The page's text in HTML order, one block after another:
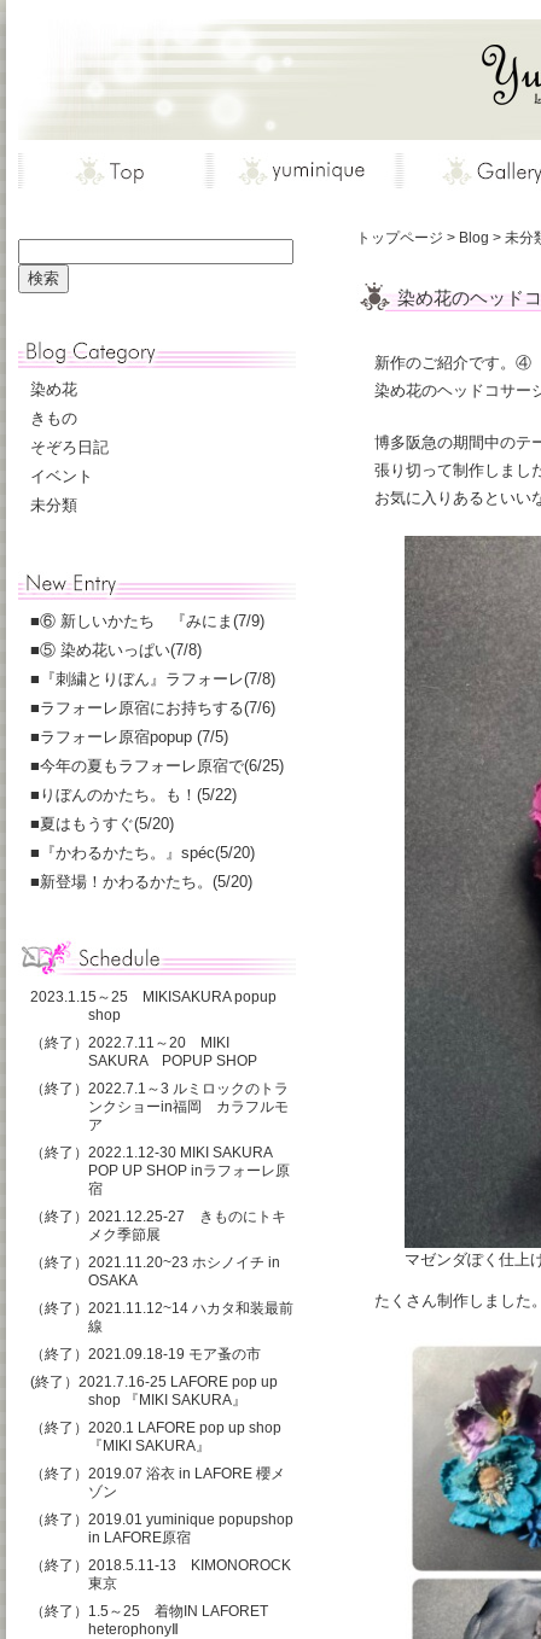
トップページ > Blog > 未分
染め花のヘッド
新作のご紹介です。④
染め花のヘッドコサー
博多阪急の期間中のテ
張り切って制作しまし
お気に入りあるといい
マゼンダぽく仕上
たくさん制作しました
染め花
きもの
そぞろ日記
イベント
未分類
■⑥ 新しいかたち 『みにま(7/9)
■⑤ 染め花いっぱい(7/8)
■ 『刺繍とりぼん』ラフォーレ(7/8)
■ラフォーレ原宿にお持ちする(7/6)
■ラフォーレ原宿popup (7/5)
■今年の夏もラフォーレ原宿で(6/25)
■ りぼんのかたち。も！(5/22)
■夏はもうすぐ(5/20)
■ 『かわるかたち。』spéc(5/20)
■新登場！かわるかたち。(5/20)
2023.1.15～25 MIKISAKURA popup
shop
（終了）2022.7.11～20 MIKI
SAKURA POPUP SHOP
（終了）2022.7.1～3 ルミロックのトラ
ンクショーin福岡 カラフルモ
ア
（終了）2022.1.12-30 MIKI SAKURA
POP UP SHOP inラフォーレ原
宿
（終了）2021.12.25-27 きものにトキ
メク季節展
（終了）2021.11.20~23 ホシノイチ in
OSAKA
（終了）2021.11.12~14 ハカタ和装最前
線
（終了）2021.09.18-19 モア蚤の市
(終了）2021.7.16-25 LAFORE pop up
shop 『MIKI SAKURA』
（終了）2020.1 LAFORE pop up shop
『MIKI SAKURA』
（終了）2019.07 浴衣 in LAFORE 櫻メ
ゾン
（終了）2019.01 yuminique popupshop
in LAFORE原宿
（終了）2018.5.11-13 KIMONOROCK
東京
（終了）1.5～25 着物IN LAFORET
heterophonyⅡ